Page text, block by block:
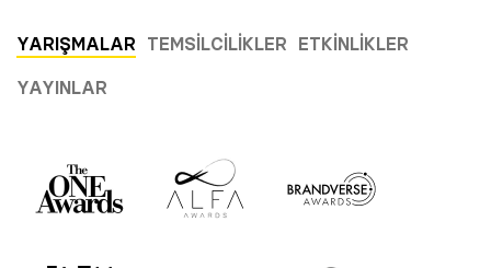
YARIŞMALAR TEMSILCILIKLER ETKINLIKLER
YAYINLAR